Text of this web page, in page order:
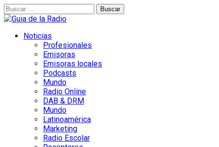
Buscar:
Noticias
Profesionales
Emisoras
Emisoras locales
Podcasts
Mundo
Radio Online
DAB & DRM
Mundo
Latinoamérica
Marketing
Radio Escolar